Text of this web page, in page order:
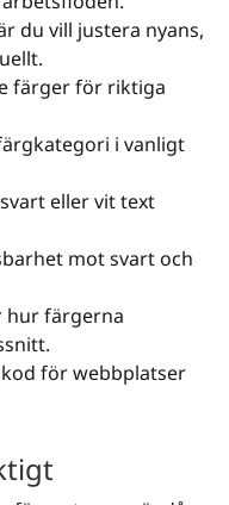
du vill justera nyans,
färger för riktiga
i vanligt
eller vit text
mot svart och
hur färgerna
för webbplatser